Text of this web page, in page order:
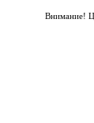
Внимание!